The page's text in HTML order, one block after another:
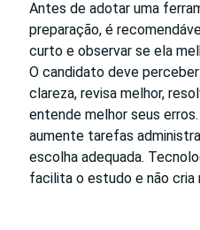
Antes de adotar uma
preparação, é
curto e observar se ela
O candidato deve
clareza, revisa melhor,
entende melhor seus
aumente tarefas
escolha adequada.
facilita o estudo e não cria